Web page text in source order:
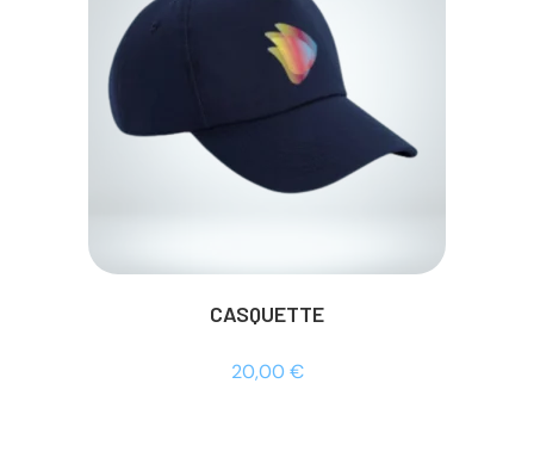
CASQUETTE
20,00 €